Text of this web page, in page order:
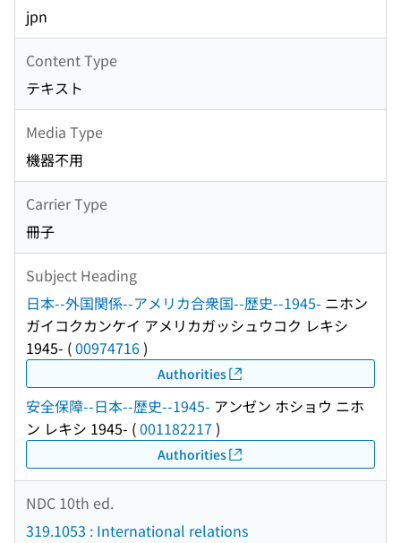
jpn
Content Type
テキスト
Media Type
機器不用
Carrier Type
冊子
Subject Heading
日本--外国関係--アメリカ合衆国--歴史--1945- ニホン
ガイコクカンケイ アメリカガッシュウコク レキシ
1945- (00974716)
Authorities
安全保障--日本--歴史--1945- アンゼン ホショウ ニホ
ン レキシ 1945- (001182217 )
Authorities
NDC 10th ed.
319.1053 : International relations